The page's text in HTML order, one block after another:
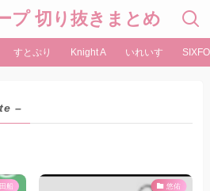
プ 切り抜きまとめ
すとぷり Knight A いれいす
–
船 悠佑